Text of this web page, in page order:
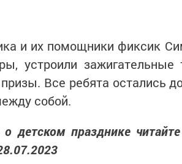
и их помощники фиксик
устроили
Все ребята остались
собой.
о детском празднике